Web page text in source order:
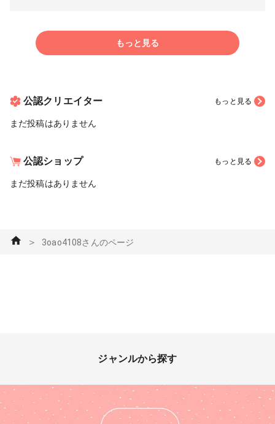
もっと見る
公認クリエイター もっと見る
まだ投稿はありません
公認ショップ もっと見る
まだ投稿はありません
＞ 3oao4108さんのページ
ジャンルから探す